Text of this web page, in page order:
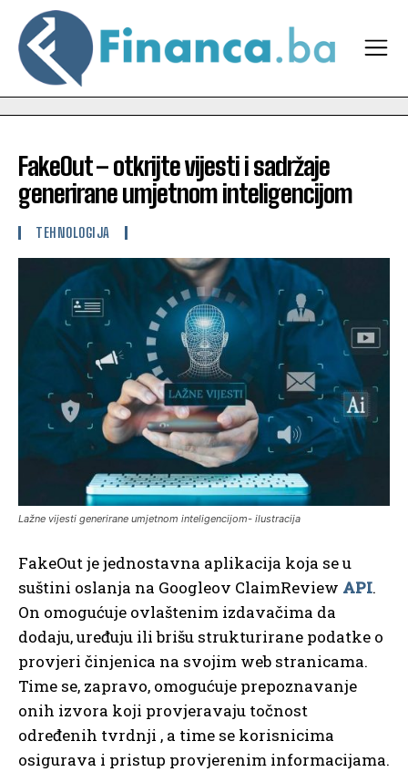
FakeOut – otkrijte vijesti i sadržaje
generirane umjetnom inteligencijom
TEHNOLOGIJA
Lažne vijesti generirane umjetnom inteligencijom- ilustracija
FakeOut je jednostavna aplikacija koja se u
suštini oslanja na Googleov ClaimReview API.
On omogućuje ovlaštenim izdavačima da
dodaju, uređuju ili brišu strukturirane podatke o
provjeri činjenica na svojim web stranicama.
Time se, zapravo, omogućuje prepoznavanje
onih izvora koji provjeravaju točnost
određenih tvrdnji , a time se korisnicima
osigurava i pristup provjerenim informacijama.